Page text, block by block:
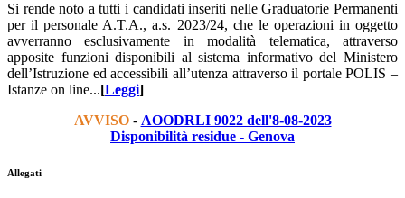
Si rende noto a tutti i candidati inseriti nelle Graduatorie Permanenti
per il personale A.T.A., a.s. 2023/24, che le operazioni in oggetto
avverranno esclusivamente in modalità telematica, attraverso
apposite funzioni disponibili al sistema informativo del Ministero
dell’Istruzione ed accessibili all’utenza attraverso il portale POLIS –
Istanze on line...[Leggi]
AVVISO- AOODRLI 9022 dell'8-08-2023
Disponibilità residue - Genova
Allegati